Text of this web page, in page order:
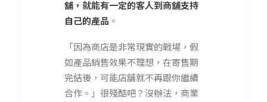
舖，就能有一定的客人到商舖支持
自己的產品 。
「因為商店是非常現實的戰場，假
如產品銷售效果不理想，在寄售期
完結後， 可能店舖就不再跟你繼續
合作。」很殘酷吧？沒辦法，商業